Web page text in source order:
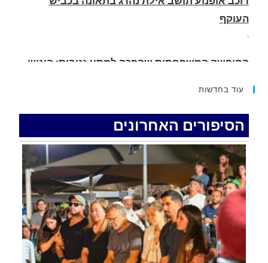
החופשה המשפחתית שהפכה למסע גניבות: הוגשו
.
רכב התנגש במעקה בטיחות בכביש 90 בסמוך לעין
חצבה. פצועים
איציק נועם מייסד מקומו ערב ערב נפטר
עוד בחדשות
הסיפורים האחרונים